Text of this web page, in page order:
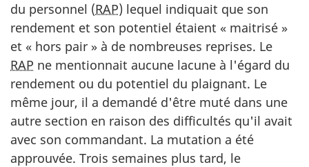
du personnel (RAP) lequel indiquait que son
rendement et son potentiel étaient « maitrisé »
et « hors pair » à de nombreuses reprises. Le
RAP ne mentionnait aucune lacune à l'égard du
rendement ou du potentiel du plaignant. Le
même jour, il a demandé d'être muté dans une
autre section en raison des difficultés qu'il avait
avec son commandant. La mutation a été
approuvée. Trois semaines plus tard, le